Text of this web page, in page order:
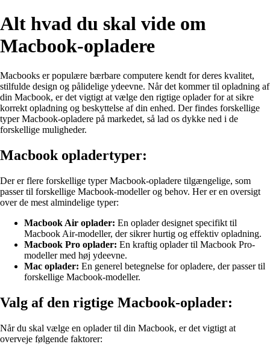
Alt hvad du skal vide om
Macbook-opladere
Macbooks er populære bærbare computere kendt for deres kvalitet,
stilfulde design og pålidelige ydeevne. Når det kommer til opladning af
din Macbook, er det vigtigt at vælge den rigtige oplader for at sikre
korrekt opladning og beskyttelse af din enhed. Der findes forskellige
typer Macbook-opladere på markedet, så lad os dykke ned i de
forskellige muligheder.
Macbook opladertyper:
Der er flere forskellige typer Macbook-opladere tilgængelige, som
passer til forskellige Macbook-modeller og behov. Her er en oversigt
over de mest almindelige typer:
Macbook Air oplader: En oplader designet specifikt til
Macbook Air-modeller, der sikrer hurtig og effektiv opladning.
Macbook Pro oplader: En kraftig oplader til Macbook Pro-
modeller med høj ydeevne.
Mac oplader: En generel betegnelse for opladere, der passer til
forskellige Macbook-modeller.
Valg af den rigtige Macbook-oplader:
Når du skal vælge en oplader til din Macbook, er det vigtigt at
overveje følgende faktorer: